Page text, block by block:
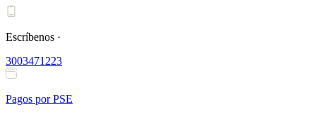
Ir
contenido
Escríbenos ·
3003471223
Pagos por PSE